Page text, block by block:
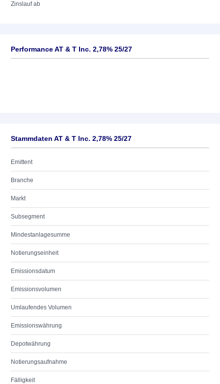
Zinslauf ab
Performance AT & T Inc. 2,78% 25/27
Stammdaten AT & T Inc. 2,78% 25/27
Emittent
Branche
Markt
Subsegment
Mindestanlagesumme
Notierungseinheit
Emissionsdatum
Emissionsvolumen
Umlaufendes Volumen
Emissionswährung
Depotwährung
Notierungsaufnahme
Fälligkeit